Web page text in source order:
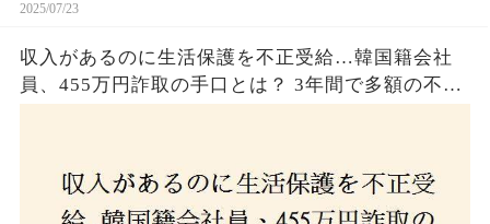
2025/07/23
収入があるのに生活保護を不正受給…韓国籍会社
員、455万円詐取の手口とは？ 3年間で多額の不正